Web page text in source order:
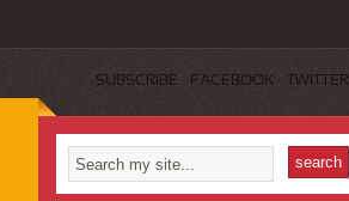
SUBSCRIBE FACEBOOK TWITTER